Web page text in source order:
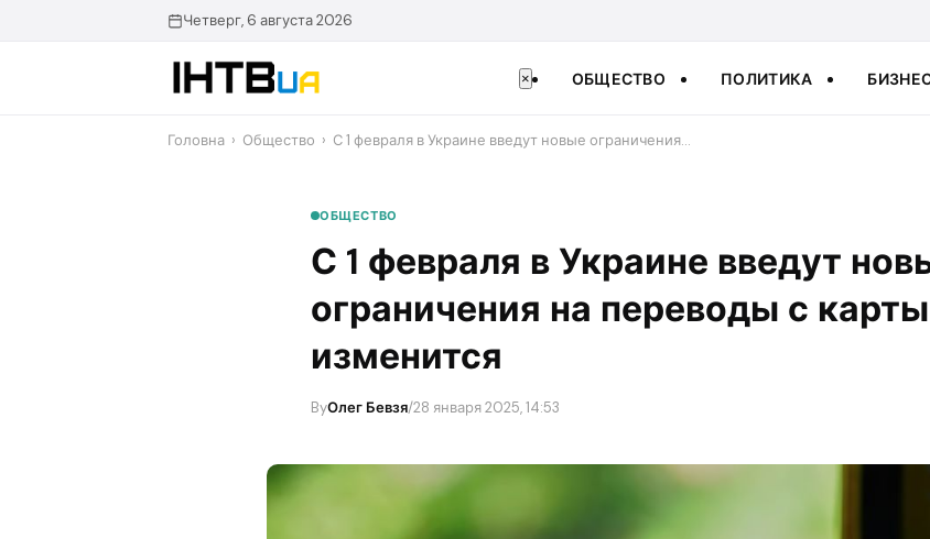
Четверг, 6 августа 2026
× ОБЩЕСТВО ПОЛИТИКА
Головна › Общество › С 1 февраля в Украине введут новые ограничения…
ОБЩЕСТВО
С 1 февраля в Украине введут
ограничения на переводы с
изменится
ByОлег Бевзя/28 января 2025, 14:53